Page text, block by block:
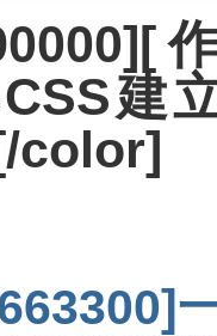
建
color]